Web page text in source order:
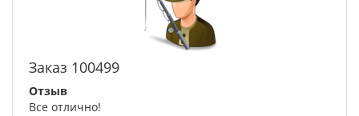
Заказ 100499
Отзыв
Все отлично!